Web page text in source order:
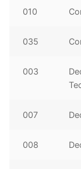
010
035
003
007
008